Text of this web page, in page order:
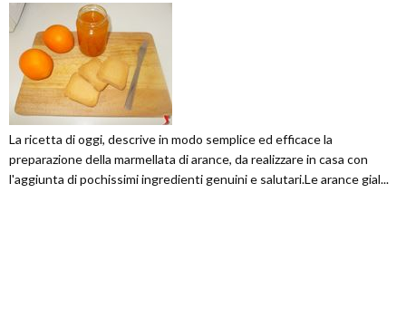
La ricetta di oggi, descrive in modo semplice ed efficace la
preparazione della marmellata di arance, da realizzare in casa con
l'aggiunta di pochissimi ingredienti genuini e salutari.Le arance gial...